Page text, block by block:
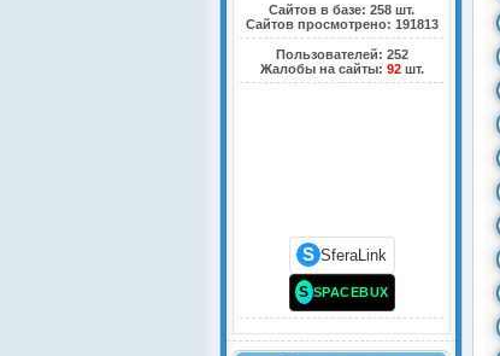
Сайтов в базе: 258 шт.
Сайтов просмотрено: 191813
Пользователей: 252
Жалобы на сайты: 92шт.
S SferaLink
S SPACEBUX